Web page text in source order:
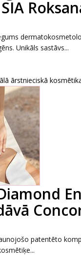
Unikāls sastāvs...
ārstnieciskā
patentēto